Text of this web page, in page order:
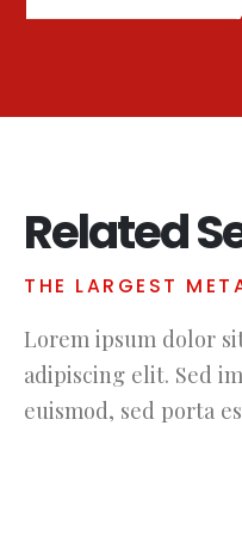
Related
THE LARGEST
Lorem ipsum dolor
adipiscing elit. Sed
euismod, sed porta